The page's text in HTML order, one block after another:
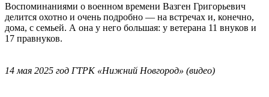
Воспоминаниями о военном времени Вазген Григорьевич
делится охотно и очень подробно — на встречах и, конечно,
дома, с семьей. А она у него большая: у ветерана 11 внуков и
17 правнуков.
14 мая 2025 год ГТРК «Нижний Новгород» (видео)